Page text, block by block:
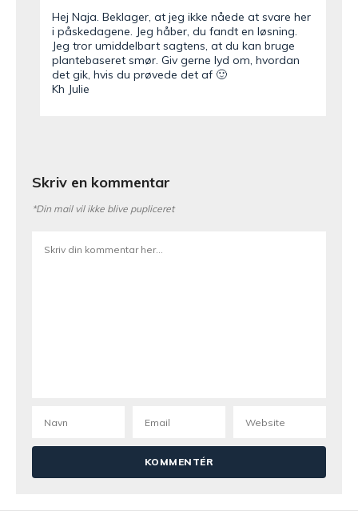
Hej Naja. Beklager, at jeg ikke nåede at svare her
i påskedagene. Jeg håber, du fandt en løsning.
Jeg tror umiddelbart sagtens, at du kan bruge
plantebaseret smør. Giv gerne lyd om, hvordan
det gik, hvis du prøvede det af 🙂
Kh Julie
Skriv en kommentar
*Din mail vil ikke blive pupliceret